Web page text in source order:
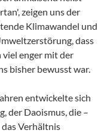
zeigen uns der
Klimawandel und
dass
viel enger mit der
bisher bewusst war.
entwickelte sich
der Daoismus, die –
Verhältnis